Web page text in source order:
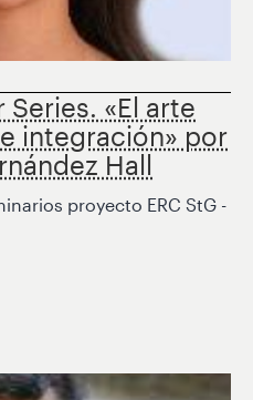
Series. «El arte
integración» por
Hall
proyecto ERC StG -